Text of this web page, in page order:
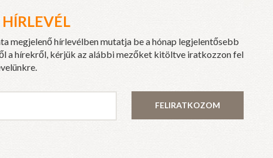
megjelenő hírlevélben mutatja be a hónap legjelentősebb
a hírekről, kérjük az alábbi mezőket kitöltve iratkozzon fel
FELIRATKOZOM